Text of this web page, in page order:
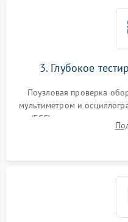
3. Глубокое
Поузловая проверка
мультиметром и
(ECC) и состояния
специализированными